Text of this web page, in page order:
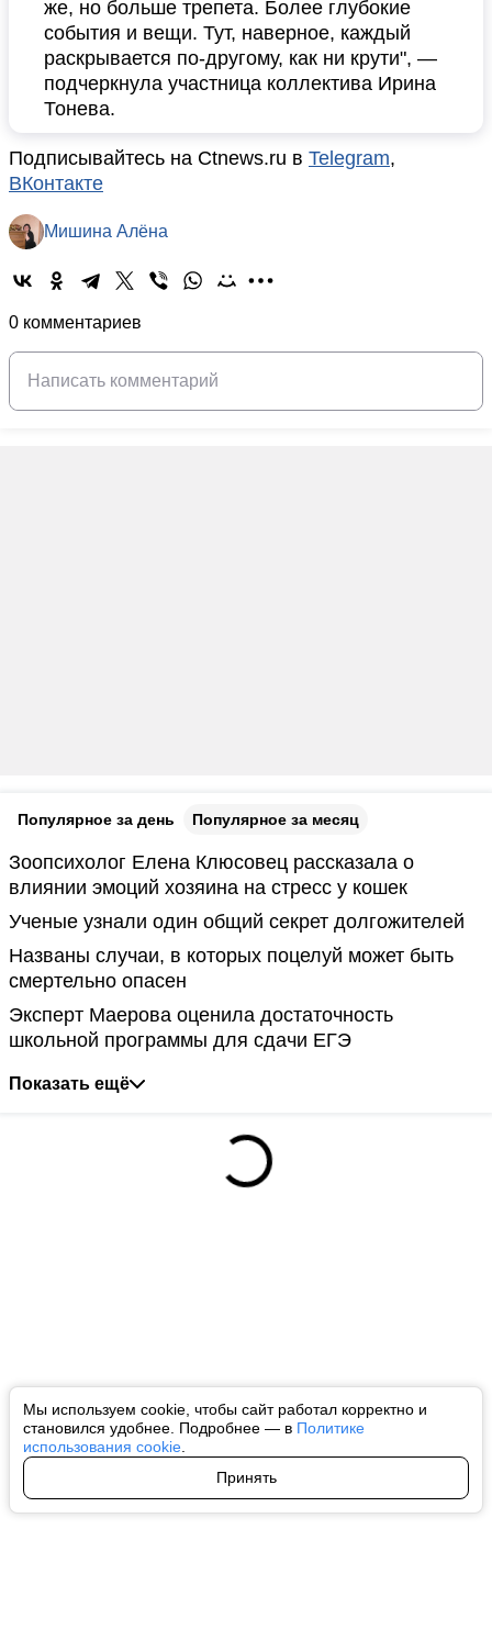
Мы используем cookie, чтобы сайт работал корректно и
становился удобнее. Подробнее — в Политике
использования cookie
Принять
же, но больше трепета. Более глубокие
события и вещи. Тут, наверное, каждый
раскрывается по-другому, как ни крути", —
подчеркнула участница коллектива Ирина
Тонева.
Подписывайтесь на Ctnews.ru в Telegram,
ВКонтакте
Мишина Алёна
0 комментариев
Популярное за день Популярное за месяц
Зоопсихолог Елена Клюсовец рассказала о
влиянии эмоций хозяина на стресс у кошек
Ученые узнали один общий секрет долгожителей
Названы случаи, в которых поцелуй может быть
смертельно опасен
Эксперт Маерова оценила достаточность
школьной программы для сдачи ЕГЭ
Показать ещё